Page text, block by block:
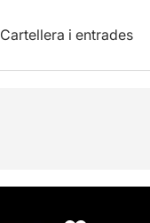
Cartellera i entrades
Fotos i vídeos